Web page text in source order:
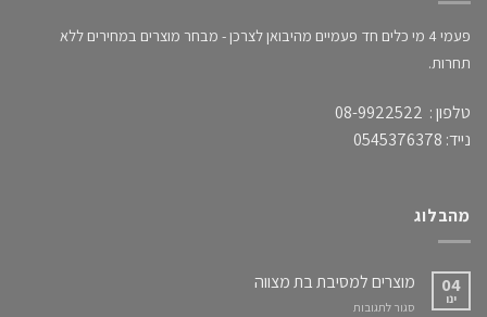
פעמי 4 מי כלים חד פעמיים מהיבואן לצרכן - מבחר מוצרים במחירים ללא
תחרות.
טלפון : 08-9922522
נייד: 0545376378
מהבלוג
04
ינו
מוצרים למסיבת בת מצווה
סגור לתגובות